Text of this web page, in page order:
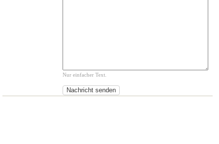
Nur einfacher Text.